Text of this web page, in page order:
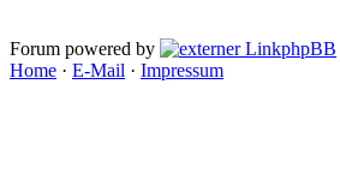
Forum powered by phpBB
Home · E-Mail · Impressum